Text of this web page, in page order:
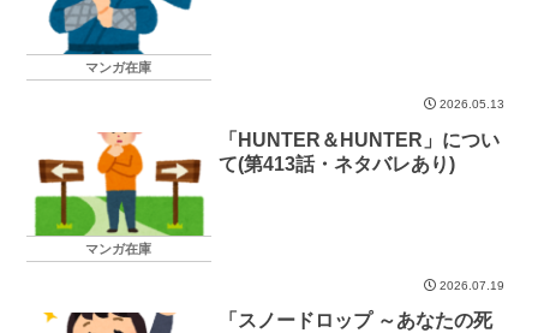
マンガ在庫
2026.05.13
マンガ在庫
「HUNTER＆HUNTER」につい
て(第413話・ネタバレあり)
2026.07.19
「スノードロップ ～あなたの死